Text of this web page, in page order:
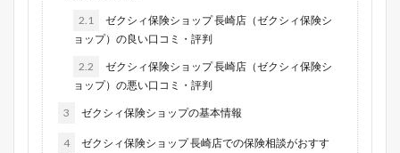
2.1
ゼクシィ保険ショップ 長崎店（ゼクシィ保険シ
ョップ）の良い口コミ・評判
2.2
ゼクシィ保険ショップ 長崎店（ゼクシィ保険シ
ョップ）の悪い口コミ・評判
3 ゼクシィ保険ショップの基本情報
4
ゼクシィ保険ショップ 長崎店での保険相談がおすす